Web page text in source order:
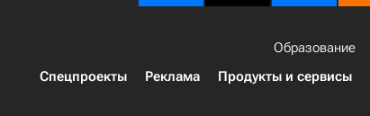
Образование
Спецпроекты
Реклама Продукты и сервисы